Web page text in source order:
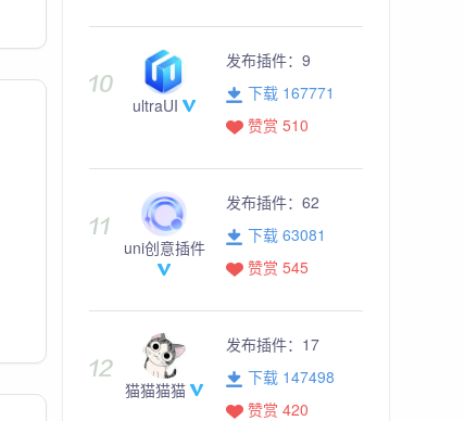
ultraUI
发布插件： 9
下载 167771
赞赏 510
uni创意插件
发布插件： 62
下载 63081
赞赏 545
猫猫猫猫
发布插件： 17
下载 147498
赞赏 420